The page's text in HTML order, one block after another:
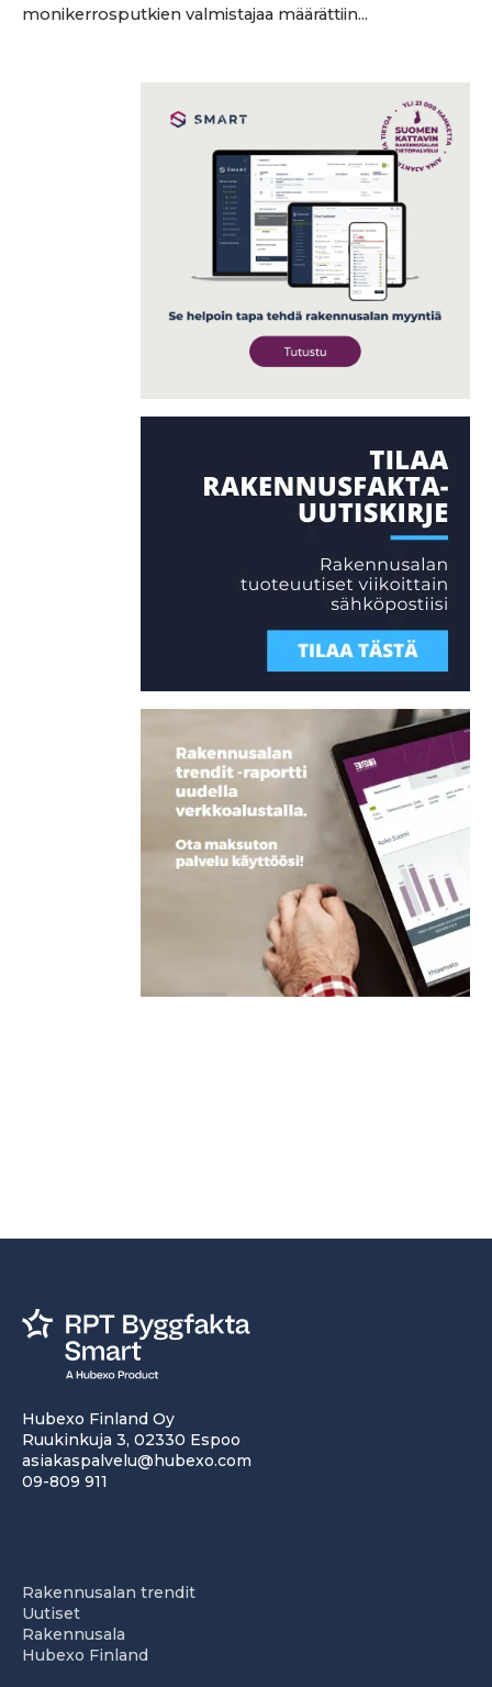
monikerrosputkien valmistajaa määrättiin...
Hubexo Finland Oy
Ruukinkuja 3, 02330 Espoo
asiakaspalvelu@hubexo.com
09-809 911
Rakennusalan trendit
Uutiset
Rakennusala
Hubexo Finland